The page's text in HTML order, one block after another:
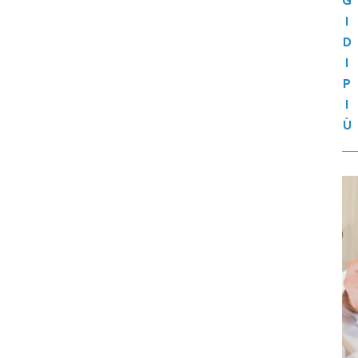
I
D
I
P
I
Ù